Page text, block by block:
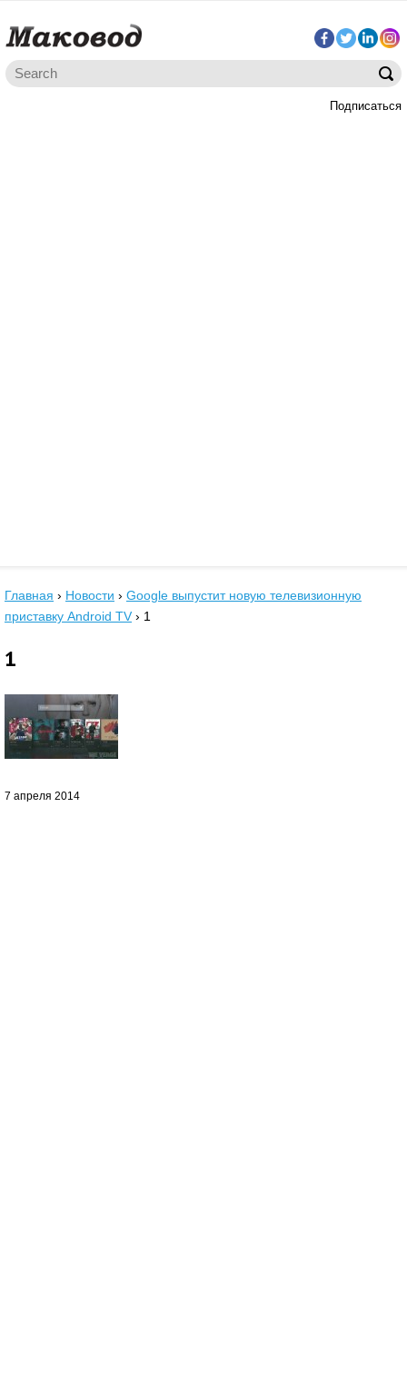
Подписаться
Главная › Новости › Google выпустит новую телевизионную
приставку Android TV › 1
1
7 апреля 2014